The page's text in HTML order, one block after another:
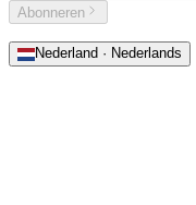
Abonneren
Nederland · Nederlands